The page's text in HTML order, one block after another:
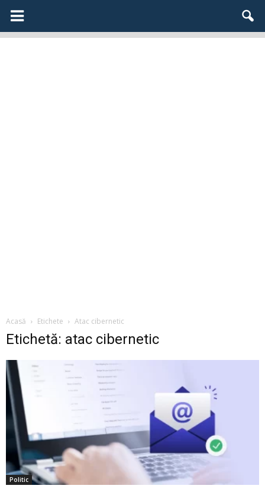
Acasă Etichete Atac cibernetic
Etichetă: atac cibernetic
Politic